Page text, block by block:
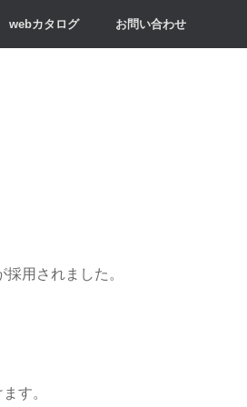
webカタログ お問い合わせ
用されました。
す。